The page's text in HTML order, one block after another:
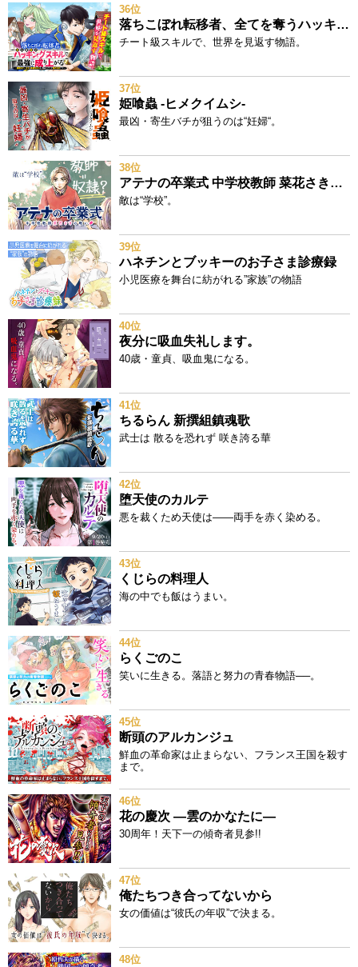
36位
落ちこぼれ転移者、全てを奪うハッキングスキルで最強に成り上がる ～最強ステータスも最強スキルも、触れただけで俺のものです～
チート級スキルで、世界を見返す物語。
37位
姫喰蟲 -ヒメクイムシ-
最凶・寄生バチが狙うのは“妊婦“。
38位
アテナの卒業式 中学校教師 菜花さきの戦い
敵は“学校”。
39位
ハネチンとブッキーのお子さま診療録
小児医療を舞台に紡がれる”家族”の物語
40位
夜分に吸血失礼します。
40歳・童貞、吸血鬼になる。
41位
ちるらん 新撰組鎮魂歌
武士は 散るを恐れず 咲き誇る華
42位
堕天使のカルテ
悪を裁くため天使は——両手を赤く染める。
43位
くじらの料理人
海の中でも飯はうまい。
44位
らくごのこ
笑いに生きる。落語と努力の青春物語──。
45位
断頭のアルカンジュ
鮮血の革命家は止まらない、フランス王国を殺す
まで。
46位
花の慶次 ―雲のかなたに―
30周年！天下一の傾奇者見参!!
47位
俺たちつき合ってないから
女の価値は“彼氏の年収”で決まる。
48位